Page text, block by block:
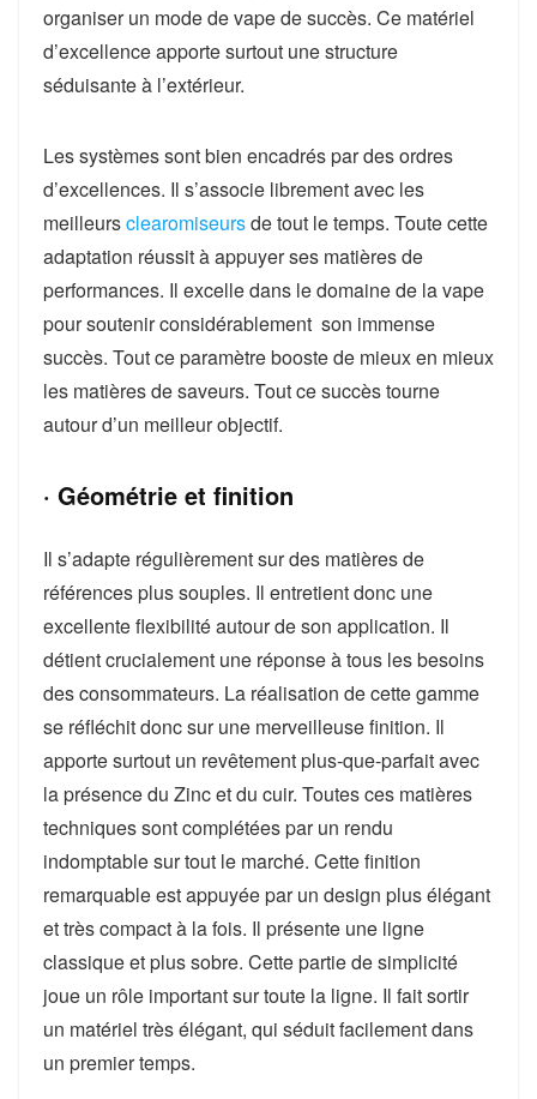
organiser un mode de vape de succès. Ce matériel
d’excellence apporte surtout une structure
séduisante à l’extérieur.
Les systèmes sont bien encadrés par des ordres
d’excellences. Il s’associe librement avec les
meilleursclearomiseursde tout le temps. Toute cette
adaptation réussit à appuyer ses matières de
performances. Il excelle dans le domaine de la vape
pour soutenir considérablement son immense
succès. Tout ce paramètre booste de mieux en mieux
les matières de saveurs. Tout ce succès tourne
autour d’un meilleur objectif.
· Géométrie et finition
Il s’adapte régulièrement sur des matières de
références plus souples. Il entretient donc une
excellente flexibilité autour de son application. Il
détient crucialement une réponse à tous les besoins
des consommateurs. La réalisation de cette gamme
se réfléchit donc sur une merveilleuse finition. Il
apporte surtout un revêtement plus-que-parfait avec
la présence du Zinc et du cuir. Toutes ces matières
techniques sont complétées par un rendu
indomptable sur tout le marché. Cette finition
remarquable est appuyée par un design plus élégant
et très compact à la fois. Il présente une ligne
classique et plus sobre. Cette partie de simplicité
joue un rôle important sur toute la ligne. Il fait sortir
un matériel très élégant, qui séduit facilement dans
un premier temps.